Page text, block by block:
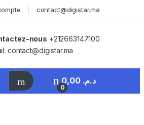
contact@digistar.ma
nous +212663147100
contact@digistar.ma
0
د.م. 0,00